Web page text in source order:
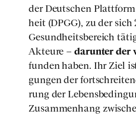
der Deut­schen
heit (DPGG), zu der sich
Gesund­heits­be­reich
Akteu­re –dar­un­ter der
fun­den haben. Ihr Ziel
gun­gen der
rung der
Zusam­men­hang